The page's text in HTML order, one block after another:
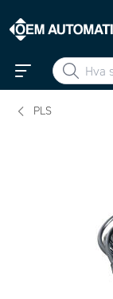
PLS